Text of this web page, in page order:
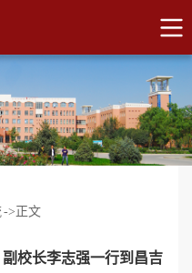
-> 正文
校长李志强一行到昌吉